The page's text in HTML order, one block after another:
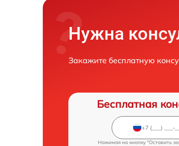
Нужна
Закажите бесплатную
Бесплатная
Нажимая на кнопку "Оставить